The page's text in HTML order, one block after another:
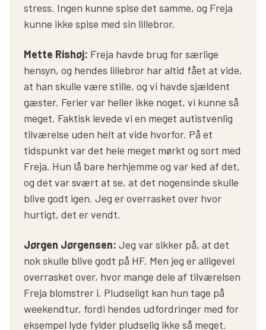
stress. Ingen kunne spise det samme, og Freja
kunne ikke spise med sin lillebror.
Mette Rishøj: Freja havde brug for særlige
hensyn, og hendes lillebror har altid fået at vide,
at han skulle være stille, og vi havde sjældent
gæster. Ferier var heller ikke noget, vi kunne så
meget. Faktisk levede vi en meget autistvenlig
tilværelse uden helt at vide hvorfor. På et
tidspunkt var det hele meget mørkt og sort med
Freja. Hun lå bare herhjemme og var ked af det,
og det var svært at se, at det nogensinde skulle
blive godt igen. Jeg er overrasket over hvor
hurtigt, det er vendt.
Jørgen Jørgensen: Jeg var sikker på, at det
nok skulle blive godt på HF. Men jeg er alligevel
overrasket over, hvor mange dele af tilværelsen
Freja blomstrer i. Pludseligt kan hun tage på
weekendtur, fordi hendes udfordringer med for
eksempel lyde fylder pludselig ikke så meget.